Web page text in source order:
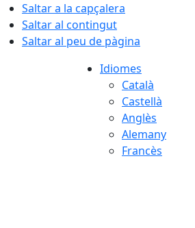
Saltar a la capçalera
Saltar al contingut
Saltar al peu de pàgina
Idiomes
Català
Castellà
Anglès
Alemany
Francès